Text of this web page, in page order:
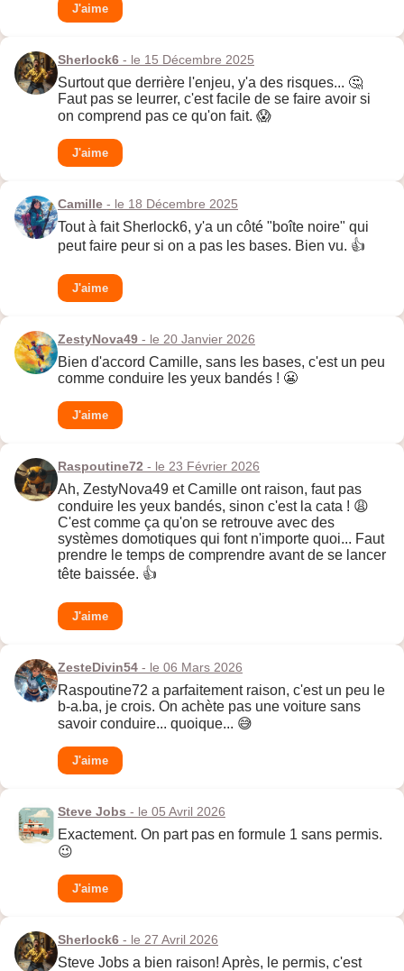
J'aime
Sherlock6 - le 15 Décembre 2025
Surtout que derrière l'enjeu, y'a des risques... 🤔
Faut pas se leurrer, c'est facile de se faire avoir si
on comprend pas ce qu'on fait. 😱
J'aime
Camille - le 18 Décembre 2025
Tout à fait Sherlock6, y'a un côté "boîte noire" qui
peut faire peur si on a pas les bases. Bien vu. 👍
J'aime
ZestyNova49 - le 20 Janvier 2026
Bien d'accord Camille, sans les bases, c'est un peu
comme conduire les yeux bandés ! 😬
J'aime
Raspoutine72 - le 23 Février 2026
Ah, ZestyNova49 et Camille ont raison, faut pas
conduire les yeux bandés, sinon c'est la cata ! 😩
C'est comme ça qu'on se retrouve avec des
systèmes domotiques qui font n'importe quoi... Faut
prendre le temps de comprendre avant de se lancer
tête baissée. 👍
J'aime
ZesteDivin54 - le 06 Mars 2026
Raspoutine72 a parfaitement raison, c'est un peu le
b-a.ba, je crois. On achète pas une voiture sans
savoir conduire... quoique... 😅
J'aime
Steve Jobs - le 05 Avril 2026
Exactement. On part pas en formule 1 sans permis.
😉
J'aime
Sherlock6 - le 27 Avril 2026
Steve Jobs a bien raison! Après, le permis, c'est